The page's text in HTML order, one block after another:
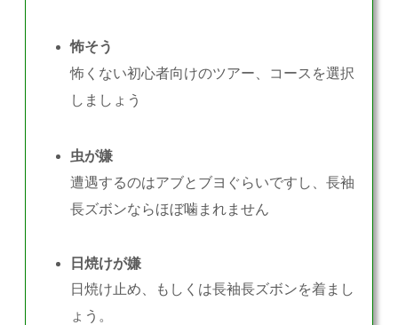
怖そう
怖くない初心者向けのツアー、コースを選択
しましょう
虫が嫌
遭遇するのはアブとブヨぐらいですし、長袖
長ズボンならほぼ噛まれません
日焼けが嫌
日焼け止め、もしくは長袖長ズボンを着まし
ょう。